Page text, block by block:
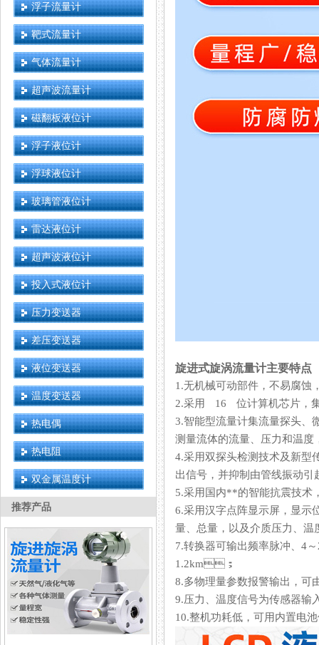
浮子流量计
靶式流量计
气体流量计
超声波流量计
磁翻板液位计
浮子液位计
浮球液位计
玻璃管液位计
雷达液位计
超声波液位计
投入式液位计
压力变送器
差压变送器
液位变送器
温度变送器
热电偶
热电阻
双金属温度计
推荐产品
旋进式旋涡流量计主要特点
1.无机械可动部件，不易腐蚀
2.采用 16 位计算机芯片，集成
3.智能型流量计集流量探头、
测量流体的流量、压力和温度
4.采用双探头检测技术及新型传
出信号，并抑制由管线振动引
5.采用国内**的智能抗震技术
6.采用汉字点阵显示屏，显
量、总量，以及介质压力、
7.转换器可输出频率脉冲、4
1.2km；
8.多物理量参数报警输出，
9.压力、温度信号为传感器输入
10.整机功耗低，可用内置电池供